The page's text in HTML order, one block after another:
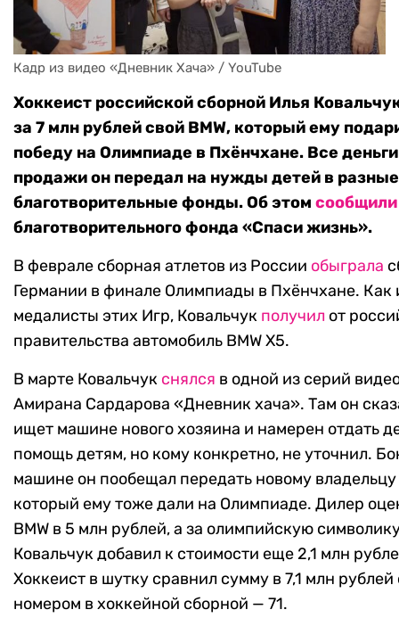
Кадр из видео «Дневник Хача» / YouTube
Хоккеист российской сборной Илья
за 7 млн рублей свой BMW, который ему
победу на Олимпиаде в Пхёнчхане. Все
продажи он передал на нужды детей в разные
благотворительные фонды. Об этом сообщили
благотворительного фонда «Спаси жизнь».
В феврале сборная атлетов из России обыграла
Германии в финале Олимпиады в Пхёнчхане. Как
медалисты этих Игр, Ковальчук получил от
правительства автомобиль BMW X5.
В марте Ковальчук снялся в одной из серий
Амирана Сардарова «Дневник хача». Там он
ищет машине нового хозяина и намерен отдать
помощь детям, но кому конкретно, не уточнил.
машине он пообещал передать новому
который ему тоже дали на Олимпиаде. Дилер
BMW в 5 млн рублей, а за олимпийскую
Ковальчук добавил к стоимости еще 2,1 млн
Хоккеист в шутку сравнил сумму в 7,1 млн рублей
номером в хоккейной сборной — 71.